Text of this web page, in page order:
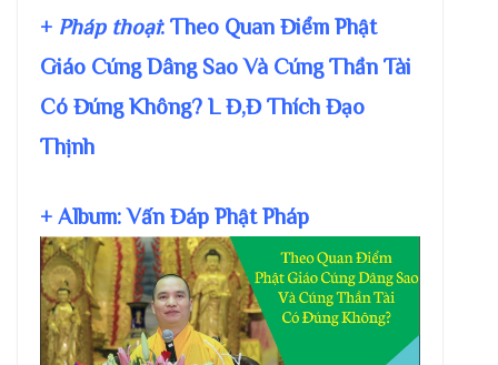
+ Pháp thoại: Theo Quan Điểm Phật
Giáo Cúng Dâng Sao Và Cúng Thần Tài
Có Đúng Không? L Đ,Đ Thích Đạo
Thịnh
+ Album: Vấn Đáp Phật Pháp